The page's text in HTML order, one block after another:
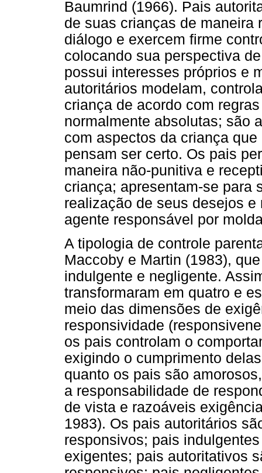
Baumrind (1966). Pais
de suas crianças de maneira
diálogo e exercem firme
colocando sua perspectiva
possui interesses próprios e
autoritários modelam,
criança de acordo com
normalmente absolutas; são
com aspectos da criança
pensam ser certo. Os pais
maneira não-punitiva e
criança; apresentam-se para
realização de seus desejos
agente responsável por
A tipologia de controle
Maccoby e Martin (1983),
indulgente e negligente.
transformaram em quatro e
meio das dimensões de
responsividade
os pais controlam o
exigindo o cumprimento
quanto os pais são
a responsabilidade de
de vista e razoáveis
1983). Os pais autoritários
responsivos; pais
exigentes; pais autoritativos